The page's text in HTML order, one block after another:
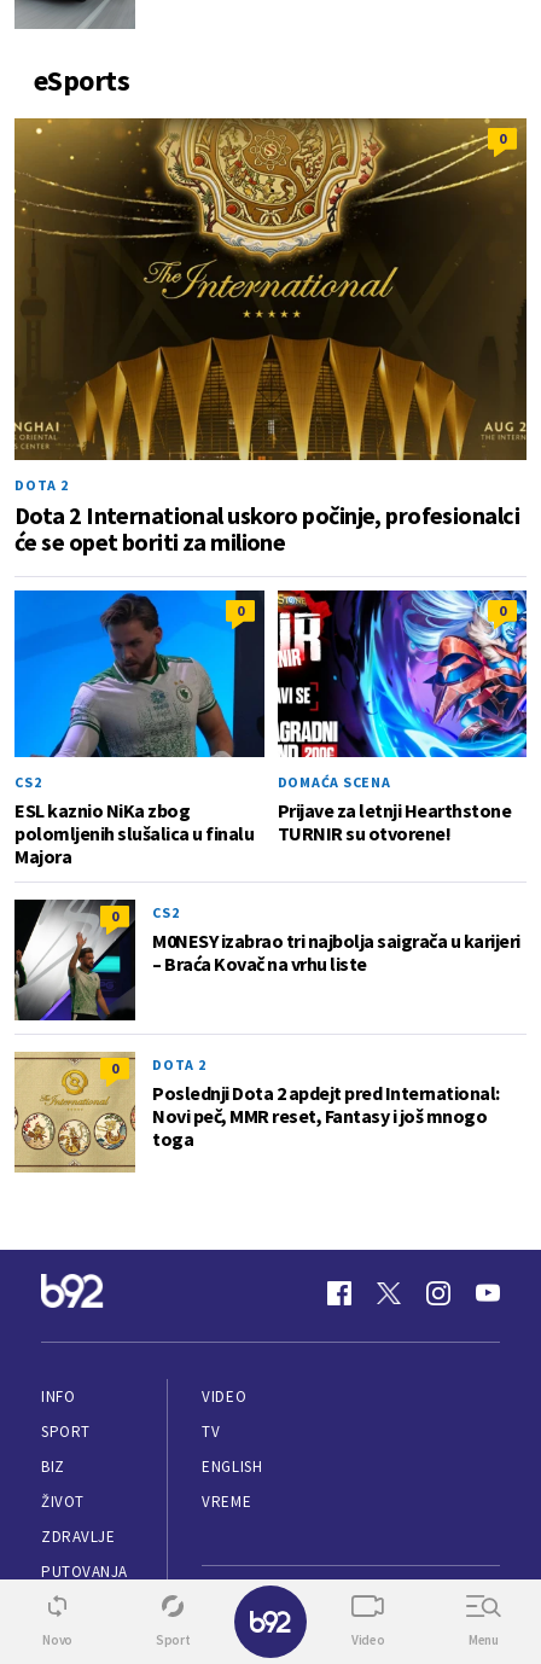
eSports
0
DOTA 2
Dota 2 International uskoro počinje, profesionalci
će se opet boriti za milione
0
CS2
ESL kaznio NiKa zbog
polomljenih slušalica u finalu
Majora
0
DOMAĆA SCENA
Prijave za letnji Hearthstone
TURNIR su otvorene!
0 CS2
M0NESY izabrao tri najbolja saigrača u karijeri
– Braća Kovač na vrhu liste
0 DOTA 2
Poslednji Dota 2 apdejt pred International:
Novi peč, MMR reset, Fantasy i još mnogo
toga
INFO
SPORT
BIZ
ŽIVOT
ZDRAVLJE
PUTOVANJA
KULTURA
SUPERŽENA
VIDEO
TV
ENGLISH
VREME
MARKETING
Novo Sport Video Menu